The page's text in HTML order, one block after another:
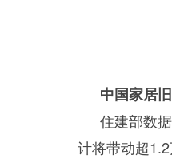
中国家居
住建部数
计将带动超